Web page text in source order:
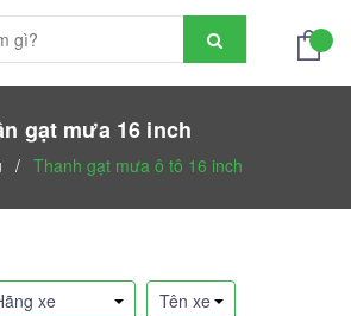
gạt mưa 16 inch
/ Thanh gạt mưa ô tô 16 inch